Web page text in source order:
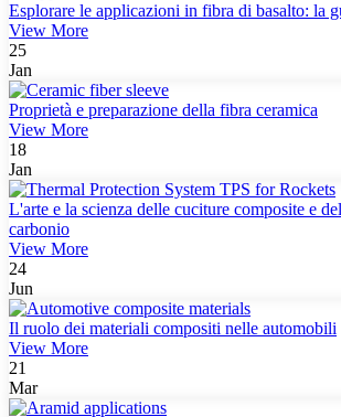
Esplorare le applicazioni in fibra di basalto: la
View More
25
Jan
Proprietà e preparazione della fibra ceramica
View More
18
Jan
L'arte e la scienza delle cuciture composite e
carbonio
View More
24
Jun
Il ruolo dei materiali compositi nelle automobili
View More
21
Mar